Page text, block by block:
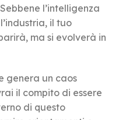
l’intelligenza
il tuo
ma si evolverà in
genera un caos
il compito di essere
di questo